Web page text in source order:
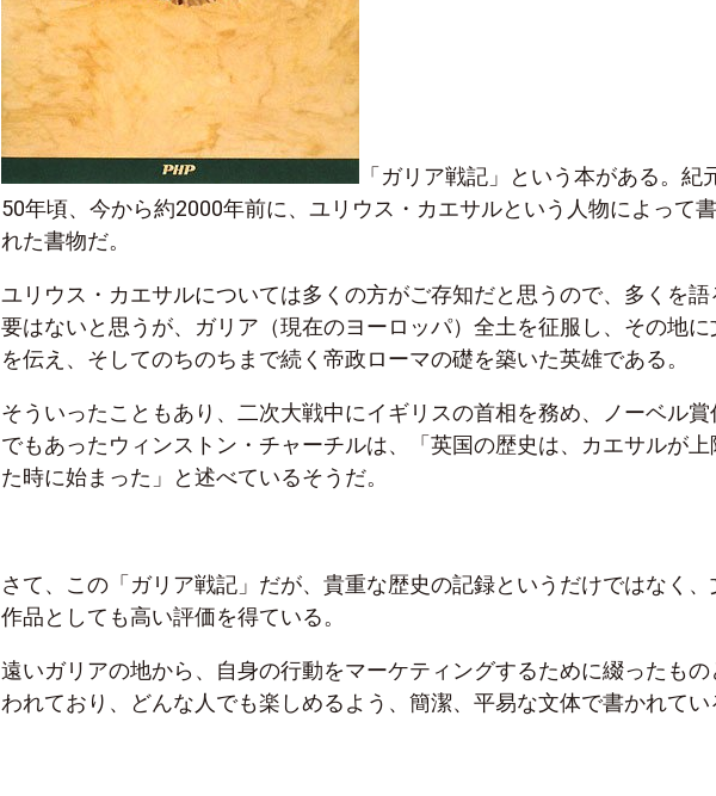
「ガリア戦記」という本がある。紀
50年頃、今から約2000年前に、ユリウス・カエサルという人物によって
れた書物だ。
ユリウス・カエサルについては多くの方がご存知だと思うので、多くを語
要はないと思うが、ガリア（現在のヨーロッパ）全土を征服し、その地に
を伝え、そしてのちのちまで続く帝政ローマの礎を築いた英雄である。
そういったこともあり、二次大戦中にイギリスの首相を務め、ノーベル賞
でもあったウィンストン・チャーチルは、「英国の歴史は、カエサルが上
た時に始まった」と述べているそうだ。
さて、この「ガリア戦記」だが、貴重な歴史の記録というだけではなく、
作品としても高い評価を得ている。
遠いガリアの地から、自身の行動をマーケティングするために綴ったもの
われており、どんな人でも楽しめるよう、簡潔、平易な文体で書かれてい